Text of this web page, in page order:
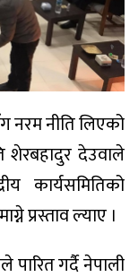
नरम नीति लिएको
देउवाले
कार्यसमितिको
प्रस्ताव ल्याए ।
पारित गर्दै नेपाली